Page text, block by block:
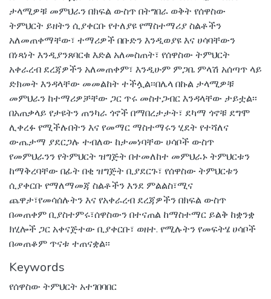
ታላሚዎቹ መምህራን በክፍል ውስጥ በትግበራ ወቅት የሰዋስው
ትምህርት ይዘትን ሲያቀርቡ የተለያዩ የማስተማሪያ ስልቶችን
አለመጠቀማቸው፣ ተማሪዎች በቡድን እንዲወያዩ እና ሀሳባቸውን
በነጻነት እንዲያንጸባርቁ እድል አለመስጠት፣ የሰዋስው ትምህርት
አቀራረብ ደረጃዎችን አለመጠቀም፣ እንዲሁም ምጋቤ ምላሽ አሰጣጥ ላይ
ድክመት እንዳላቸው መመልከት ተችሏል፡፡በሌላ በኩል ታላሚዎቹ
መምህራን ከተማሪዎቻቸው ጋር ጥሩ መስተጋብር እንዳላቸው ታይቷል፡፡
በአጠቃላይ የታዩትን ጠንካራ ጎኖች በማበረታታት፣ ደካማ ጎኖቹ ደግሞ
ሊቀረፉ የሚችሉበትን እና የመማር ማስተማሩን ሂደት የተሻለና
ውጤታማ ያደርጋሉ ተብለው ከታመነባቸው ሀሳቦች ውስጥ
የመምህራንን የትምህርት ዝግጅት በተመለከተ መምህራኑ ትምህርቱን
ከማቅረባቸው በፊት በቂ ዝግጅት ቢያደርጉ፣ የሰዋስው ትምህርቱን
ሲያቀርቡ የማለማመጃ ስልቶችን እንደ ምልልስ፣ሚና
ጨዋታ፣የመሳሰሉትን እና የአቀራረብ ደረጃዎችን በክፍል ውስጥ
በመጠቀም ቢያስተምሩ፣ሰዋስውን በተናጠል ከማስተማር ይልቅ ከቋንቋ
ክሂሎች ጋር አቀናጅተው ቢያቀርቡ፣ ወዘተ. የሚሉትን የመፍትሄ ሀሳቦች
በመጠቆም ጥናቱ ተጠናቋል፡፡
Keywords
የሰዋስው ትምህርት አተገበባበር